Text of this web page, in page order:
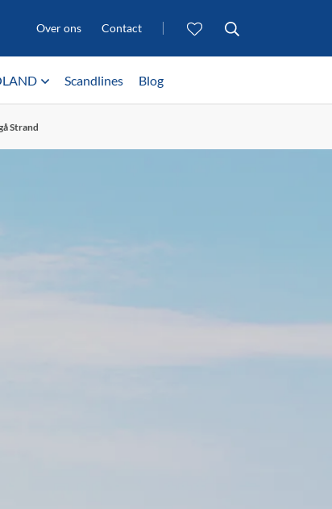
Over ons Contact
Scandlines Blog
Strand